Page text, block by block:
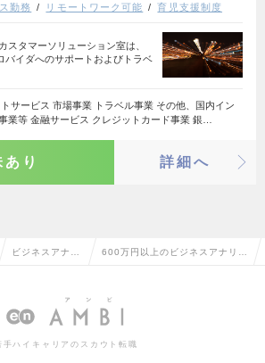
勤務 リモートワーク可能 育児支援制度
スタマーソリューション室は、
バイダへのサポートおよびトラベ
サービス 市場事業 トラベル事業 その他、国内イン
業等 金融サービス クレジットカード事業 銀…
り 詳細へ
ビジネスアナリ
クト
600万円以上のビジネスアナリス
情報一覧
手ハイキャリアのスカウト転職